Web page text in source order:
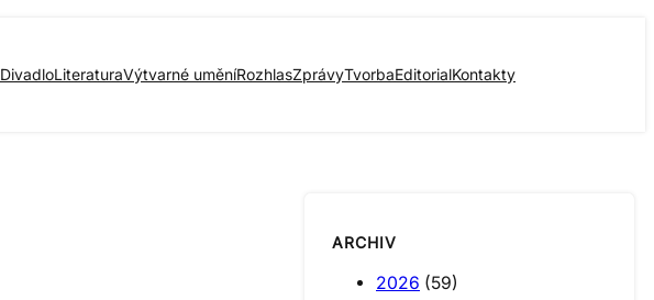
DivadloLiteraturaVýtvarné uměníRozhlasZprávyTvorbaEditorialKontakty
ARCHIV
2026 (59)